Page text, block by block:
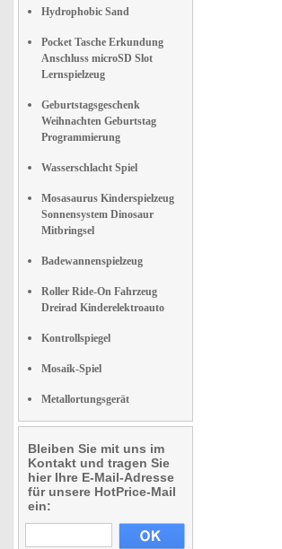
Hydrophobic Sand
Pocket Tasche Erkundung
Anschluss microSD Slot
Lernspielzeug
Geburtstagsgeschenk
Weihnachten Geburtstag
Programmierung
Wasserschlacht Spiel
Mosasaurus Kinderspielzeug
Sonnensystem Dinosaur
Mitbringsel
Badewannenspielzeug
Roller Ride-On Fahrzeug
Dreirad Kinderelektroauto
Kontrollspiegel
Mosaik-Spiel
Metallortungsgerät
Bleiben Sie mit uns im
Kontakt und tragen Sie
hier Ihre E-Mail-Adresse
für unsere HotPrice-Mail
ein: